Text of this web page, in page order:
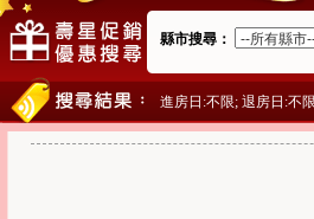
縣市搜尋：
進房日:不限; 退房日:不